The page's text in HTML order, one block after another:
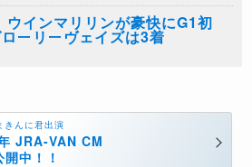
ウインマリリンが豪快にG1初
ーリーヴェイズは3着
きんに君出演
JRA-VAN CM
中！！